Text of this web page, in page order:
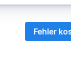
Fehler